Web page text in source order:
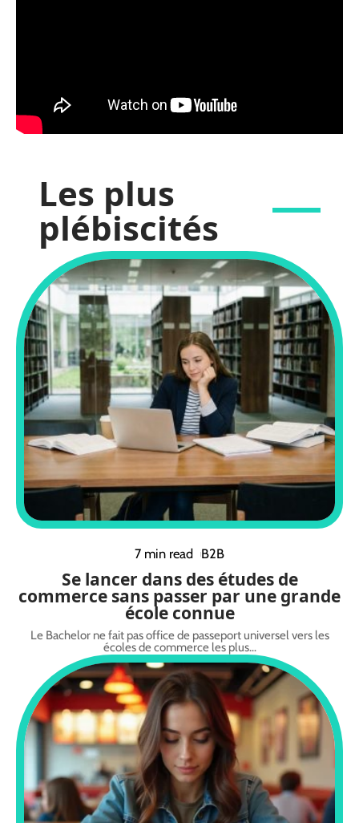
Les plus
plébiscités
7 min read B2B
Se lancer dans des études de
commerce sans passer par une grande
école connue
Le Bachelor ne fait pas office de passeport universel vers les
écoles de commerce les plus…